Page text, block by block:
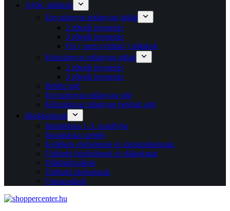
Ajtók, ablakok
Egyszárnyas műanyag ablak
2 rétegű üvegezés
3 rétegű üvegezés
Fix ( nem nyitható ) ablakok
Kétszárnyas műanyag ablak
2 rétegű üvegezés
3 rétegű üvegezés
Beltéri ajtó
Egyszárnyas műanyag ajtó
Kétszárnyas műanyag bejárati ajtó
Iskolásoknak
Iskolatáska 1-3. osztályba
Iskolatáska szettek
Kellékek elsősöknek és kisiskolásoknak
Tolltartó felsősöknek és diákoknak
Diákhátizsákok
Tolltartó alsósoknak
Tornazsákok